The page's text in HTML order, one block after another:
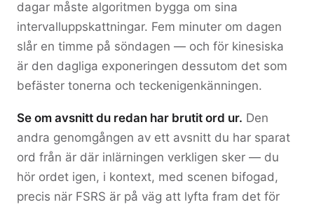
dagar måste algoritmen bygga om sina
intervalluppskattningar. Fem minuter om dagen
slår en timme på söndagen — och för kinesiska
är den dagliga exponeringen dessutom det som
befäster tonerna och teckenigenkänningen.
Se om avsnitt du redan har brutit ord ur. Den
andra genomgången av ett avsnitt du har sparat
ord från är där inlärningen verkligen sker — du
hör ordet igen, i kontext, med scenen bifogad,
precis när FSRS är på väg att lyfta fram det för